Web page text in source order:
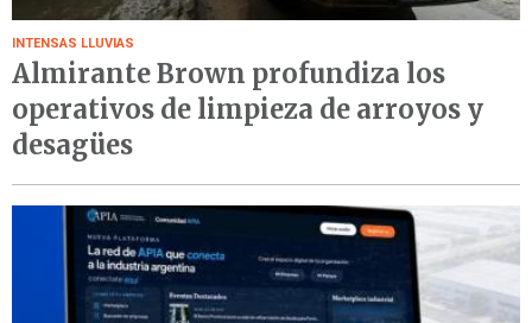
INTENSAS LLUVIAS
Almirante Brown profundiza los
operativos de limpieza de arroyos y
desagües